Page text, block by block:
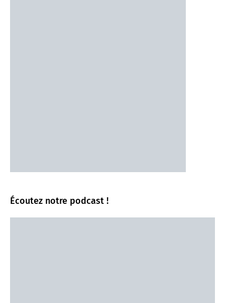
Écoutez notre podcast !